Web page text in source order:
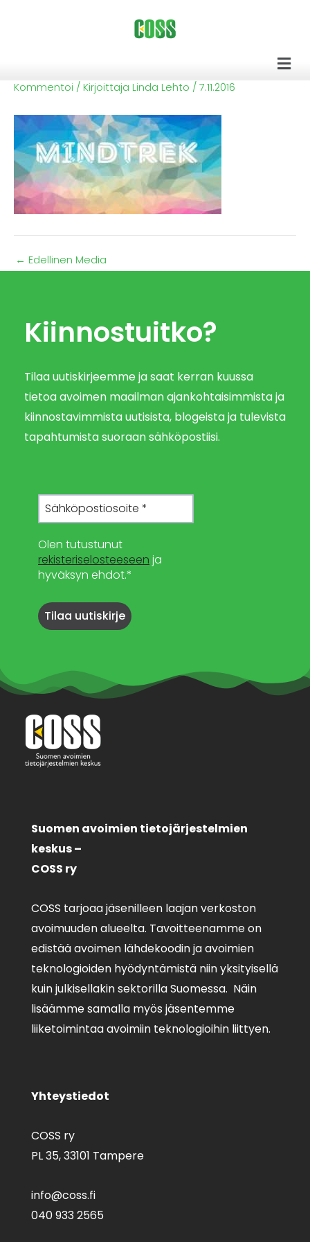
Kommentoi / Kirjoittaja Linda Lehto / 7.11.2016
← Edellinen Media
Kiinnostuitko?
Tilaa uutiskirjeemme ja saat kerran kuussa
tietoa avoimen maailman ajankohtaisimmista ja
kiinnostavimmista uutisista, blogeista ja tulevista
tapahtumista suoraan sähköpostiisi.
Olen tutustunut
rekisteriselosteeseen ja
hyväksyn ehdot.*
Suomen avoimien tietojärjestelmien
keskus –
COSS ry
COSS tarjoaa jäsenilleen laajan verkoston
avoimuuden alueelta. Tavoitteenamme on
edistää avoimen lähdekoodin ja avoimien
teknologioiden hyödyntämistä niin yksityisellä
kuin julkisellakin sektorilla Suomessa. Näin
lisäämme samalla myös jäsentemme
liiketoimintaa avoimiin teknologioihin liittyen.
Yhteystiedot
COSS ry
PL 35,33101 Tampere
info@coss.fi
040 933 2565